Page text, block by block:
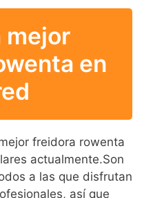
mejor
en
freidora rowenta
actualmente.Son
a las que disfrutan
así que